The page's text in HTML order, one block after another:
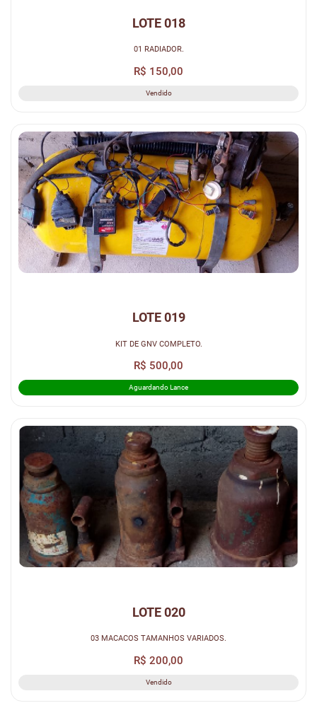
LOTE 018
01 RADIADOR.
R$ 150,00
Vendido
LOTE 019
KIT DE GNV COMPLETO.
R$ 500,00
Aguardando Lance
LOTE 020
03 MACACOS TAMANHOS VARIADOS.
R$ 200,00
Vendido